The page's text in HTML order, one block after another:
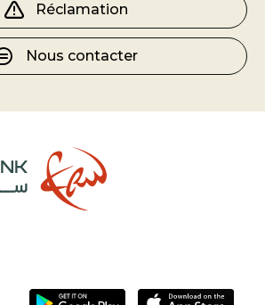
Réclamation
Nous contacter